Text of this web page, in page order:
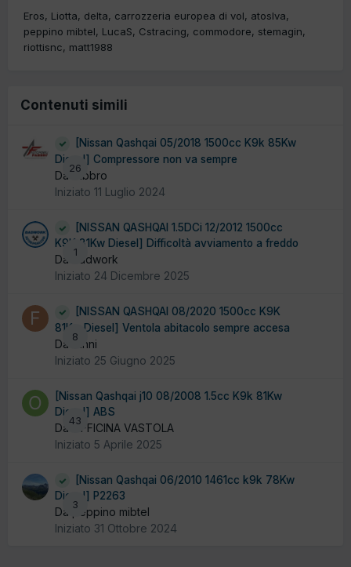
Eros Liotta delta carrozzeria europea di vol
atoslva
peppino mibtel
LucaS Cstracing commodore
stemagin
riottisnc
matt1988
Contenuti simili
26
[Nissan Qashqai 05/2018 1500cc K9k 85Kw
Diesel] Compressore non va sempre
Da fabbro
Iniziato 11 Luglio 2024
1
[NISSAN QASHQAI 1.5DCi 12/2012 1500cc
K9K 81Kw Diesel] Difficoltà avviamento a freddo
Da badwork
Iniziato 24 Dicembre 2025
8
[NISSAN QASHQAI 08/2020 1500cc K9K
81Kw Diesel] Ventola abitacolo sempre accesa
Da fanni
Iniziato 25 Giugno 2025
43
[Nissan Qashqai j10 08/2008 1.5cc K9k 81Kw
Diesel] ABS
Da OFFICINA VASTOLA
Iniziato 5 Aprile 2025
3
[Nissan Qashqai 06/2010 1461cc k9k 78Kw
Diesel] P2263
Da peppino mibtel
Iniziato 31 Ottobre 2024